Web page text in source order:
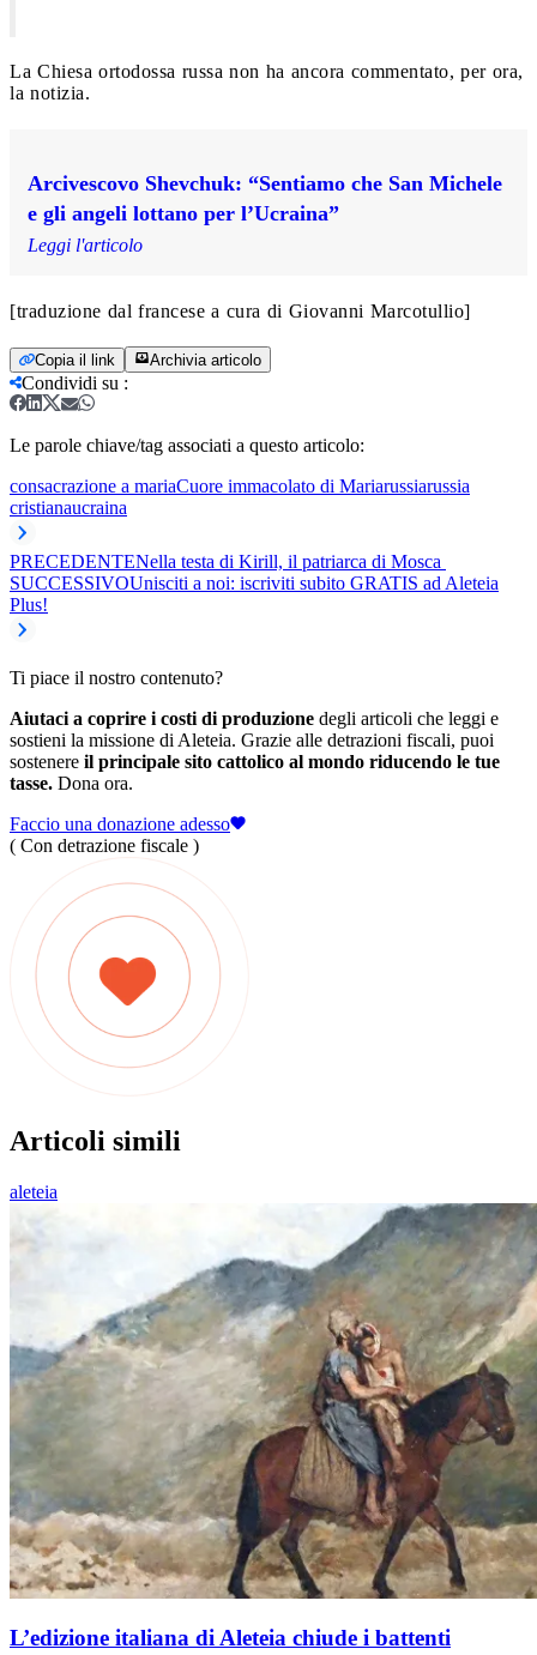
La Chiesa ortodossa russa non ha ancora commentato, per ora,
la notizia.
Arcivescovo Shevchuk: “Sentiamo che San Michele
e gli angeli lottano per l’Ucraina”
Leggi l'articolo
[traduzione dal francese a cura di Giovanni Marcotullio]
Copia il link Archivia articolo
Condividi su :
Le parole chiave/tag associati a questo articolo:
consacrazione a mariaCuore immacolato di Mariarussiarussia
cristianaucraina
PRECEDENTENella testa di Kirill, il patriarca di Mosca
SUCCESSIVOUnisciti a noi: iscriviti subito GRATIS ad Aleteia
Plus!
Ti piace il nostro contenuto?
Aiutaci a coprire i costi di produzione degli articoli che leggi e
sostieni la missione di Aleteia. Grazie alle detrazioni fiscali, puoi
sostenere il principale sito cattolico al mondo riducendo le tue
tasse. Dona ora.
Faccio una donazione adesso
( Con detrazione fiscale )
Articoli simili
aleteia
L’edizione italiana di Aleteia chiude i battenti